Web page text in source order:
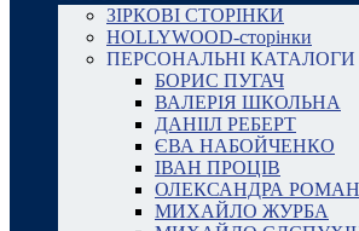
ЗІРКОВІ СТОРІНКИ
HOLLYWOOD-сторінки
ПЕРСОНАЛЬНІ КАТАЛОГИ
БОРИС ПУГАЧ
ВАЛЕРІЯ ШКОЛЬНА
ДАНІІЛ РЕБЕРТ
ЄВА НАБОЙЧЕНКО
ІВАН ПРОЦІВ
ОЛЕКСАНДРА
МИХАЙЛО ЖУРБА